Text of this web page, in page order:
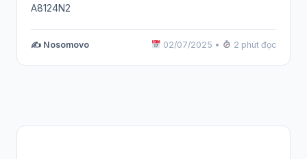
A8124N2
✍️ Nosomovo 02/07/2025 • 2 phút đọc